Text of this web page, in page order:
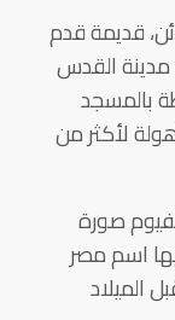
قديمة قدم
مدينة القدس
بالمسجد
لأكثر من
صورة
اسم مصر